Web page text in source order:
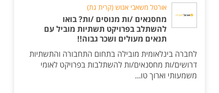
אורטל משאבי אנוש (קרית גת)
מחסנאים /ות מנוסים /ות? בואו
להשתלב בפרויקט תשתיות מוביל עם
תנאים מעולים ושכר גבוה!!
לחברה בינלאומית מובילה בתחום התחבורה והתשתיות
דרושים/ות מחסנאים/ות להשתלבות בפרויקט לאומי
משמעותי וארוך טו...